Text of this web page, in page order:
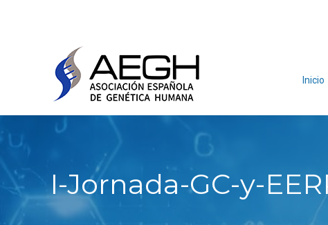
Inicio
I-Jornada-GC-y-